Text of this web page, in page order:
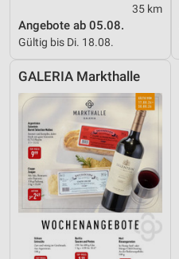
35 km
Angebote ab 05.08.
Gültig bis Di. 18.08.
GALERIA Markthalle